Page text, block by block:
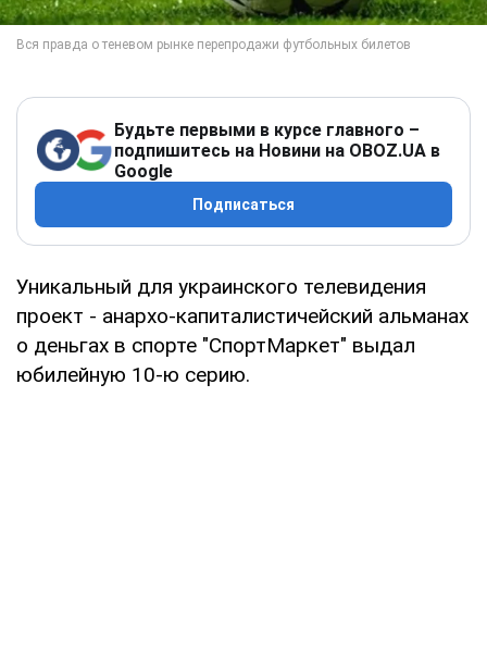
Будьте первыми в курсе главного –
подпишитесь на Новини на OBOZ.UA в
Google
Подписаться
Уникальный для украинского телевидения
проект - анархо-капиталистичейский альманах
о деньгах в спорте "СпортМаркет" выдал
юбилейную 10-ю серию.